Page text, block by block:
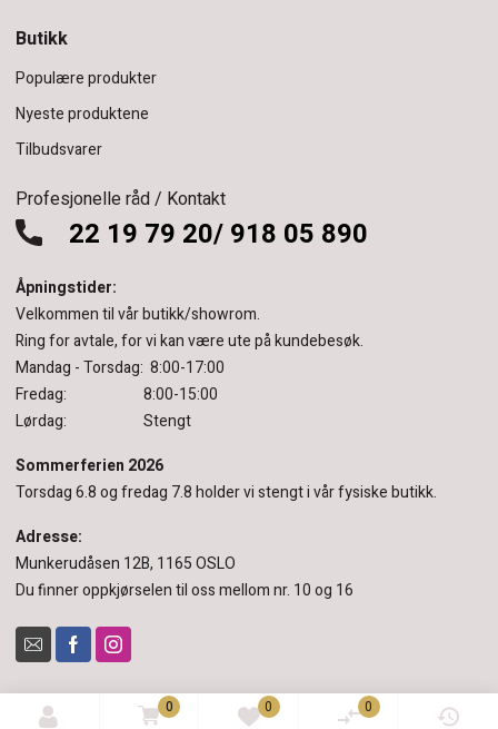
0 0 0
Butikk
Populære produkter
Nyeste produktene
Tilbudsvarer
Profesjonelle råd / Kontakt
22 19 79 20/ 918 05 890
Åpningstider:
Velkommen til vår butikk/showrom.
Ring for avtale, for vi kan være ute på kundebesøk.
Mandag - Torsdag: 8:00-17:00
Fredag: 8:00-15:00
Lørdag: Stengt
Sommerferien 2026
Torsdag 6.8 og fredag 7.8 holder vi stengt i vår fysiske butikk.
Adresse:
Munkerudåsen 12B, 1165 OSLO
Du finner oppkjørselen til oss mellom nr. 10 og 16